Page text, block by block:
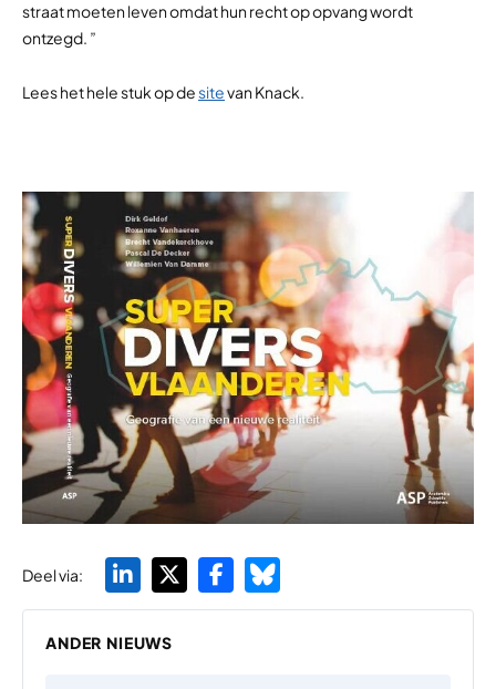
straat moeten leven omdat hun recht op opvang wordt
ontzegd. ”
Lees het hele stuk op de sitevan Knack.
Deel via:
ANDER NIEUWS